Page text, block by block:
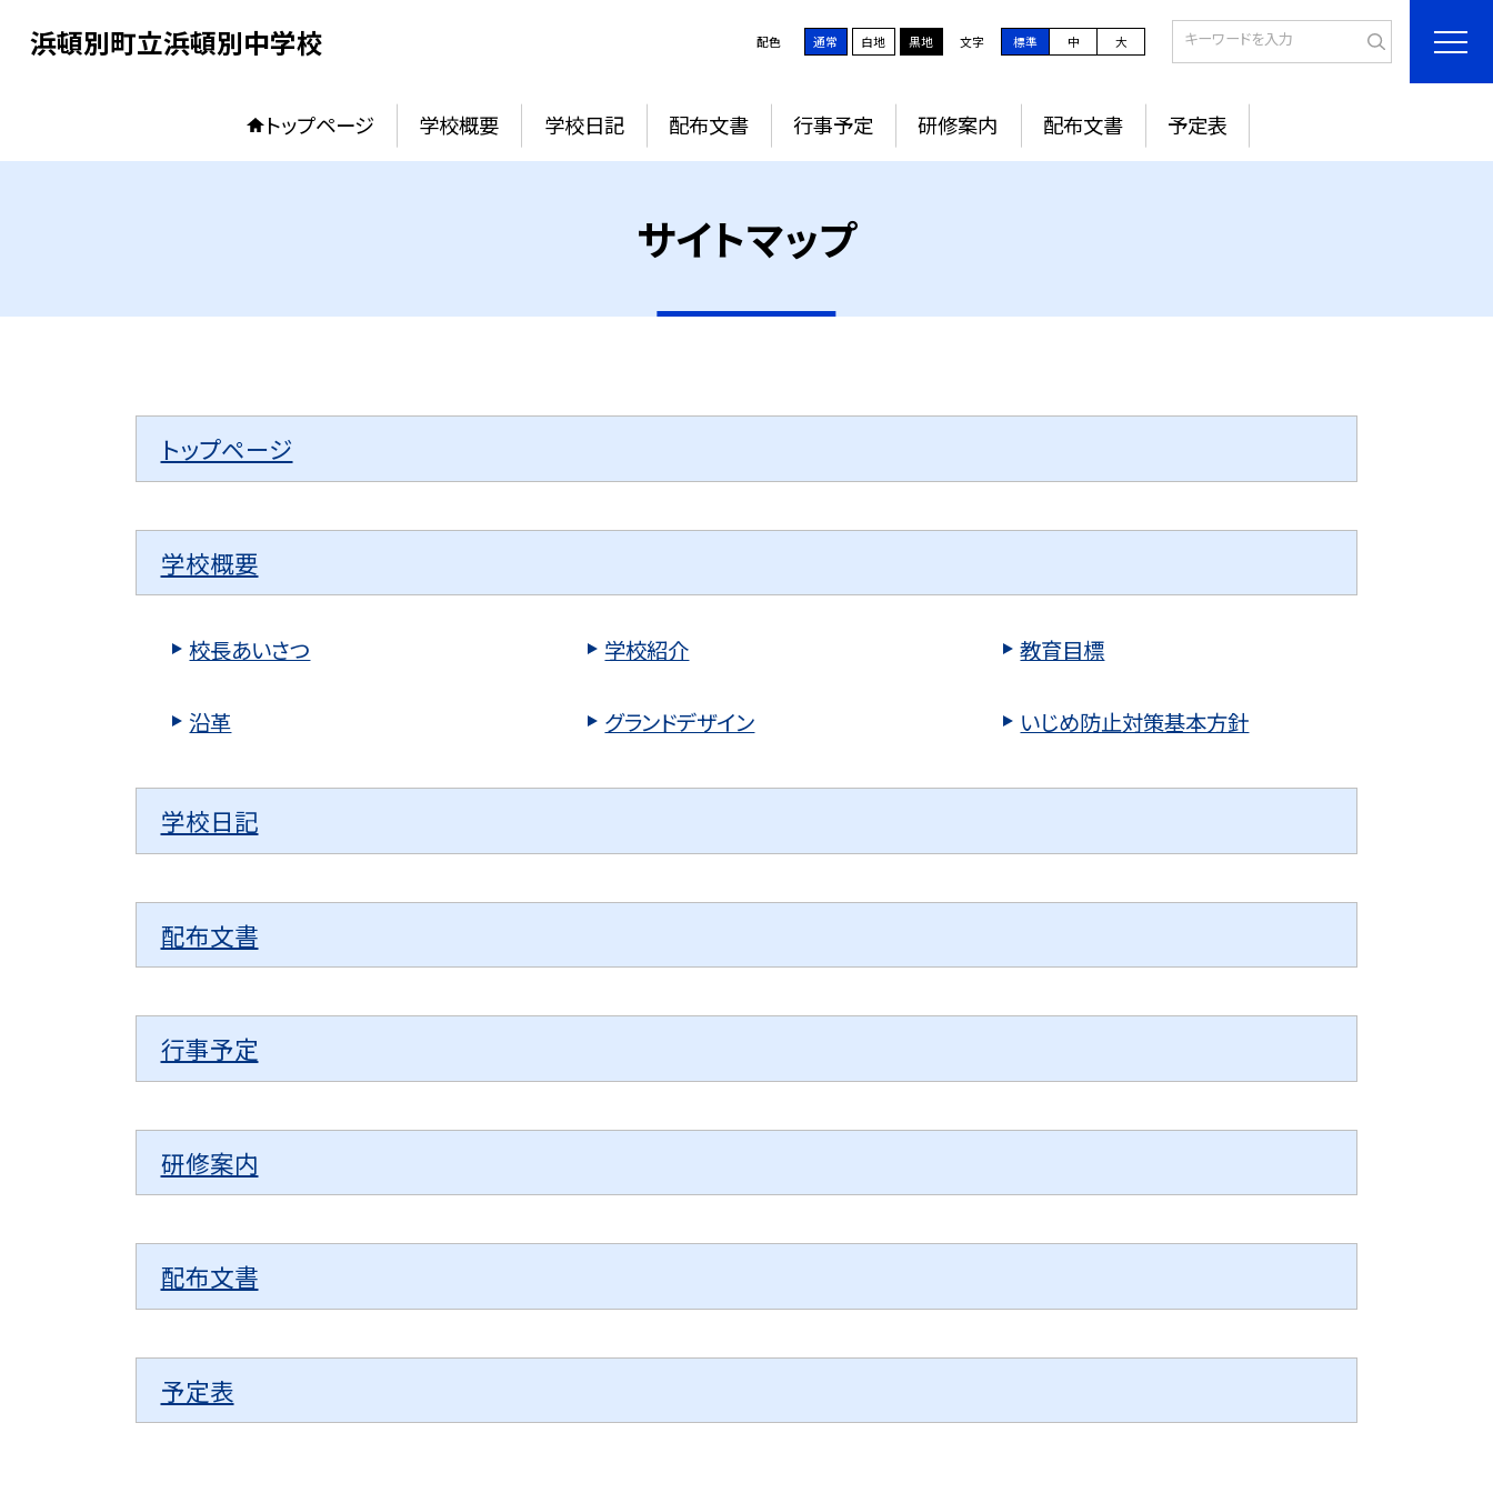
浜頓別町立浜頓別中学校 配色 通常 白地 黒地 文字 標準 中 大
トップページ 学校概要 学校日記 配布文書 行事予定 研修案内 配布文書 予定表
サイトマップ
トップページ
学校概要
校長あいさつ 学校紹介 教育目標
沿革 グランドデザイン いじめ防止対策基本方針
学校日記
配布文書
行事予定
研修案内
配布文書
予定表